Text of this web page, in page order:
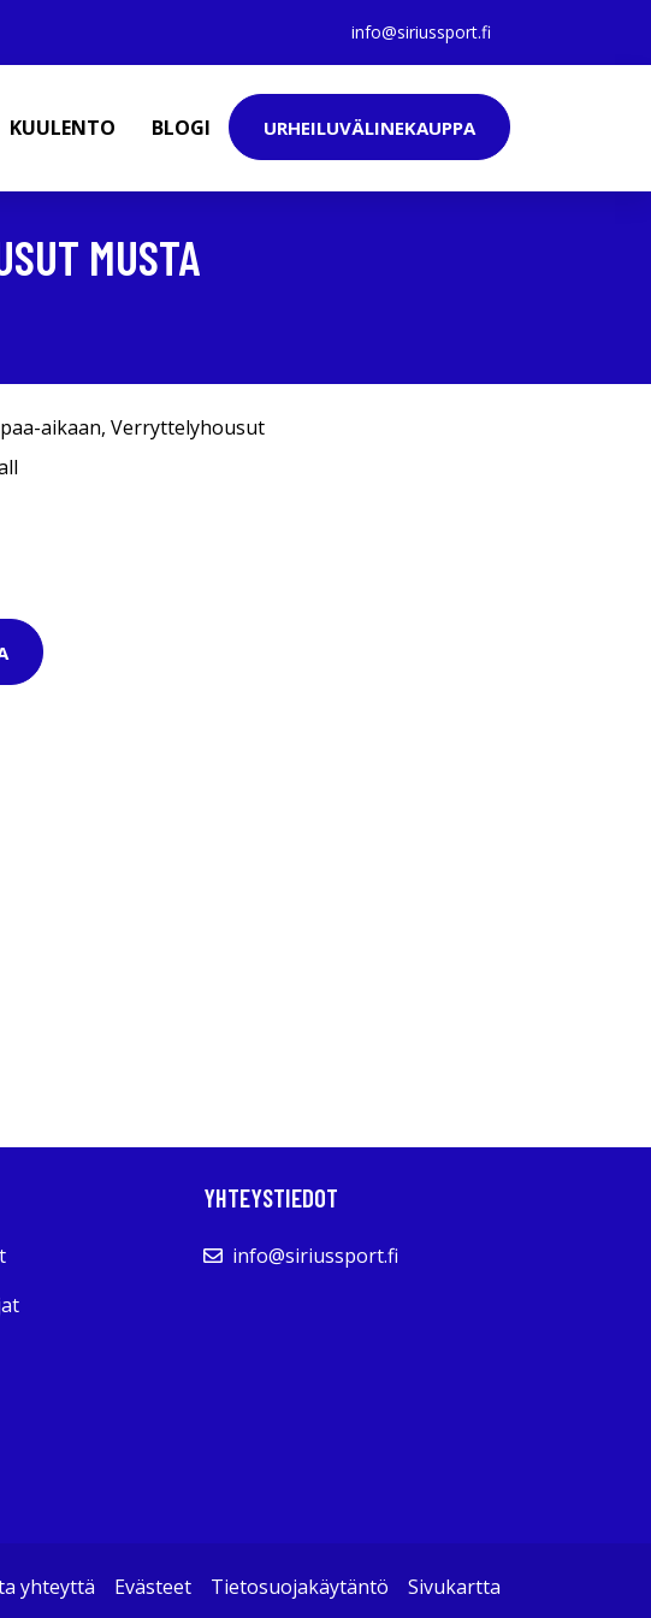
info@siriussport.fi
KUULENTO BLOGI URHEILUVÄLINEKAUPPA
MUSTA
aikaan, Verryttelyhousut
YHTEYSTIEDOT
info@siriussport.fi
yhteyttä Evästeet Tietosuojakäytäntö Sivukartta